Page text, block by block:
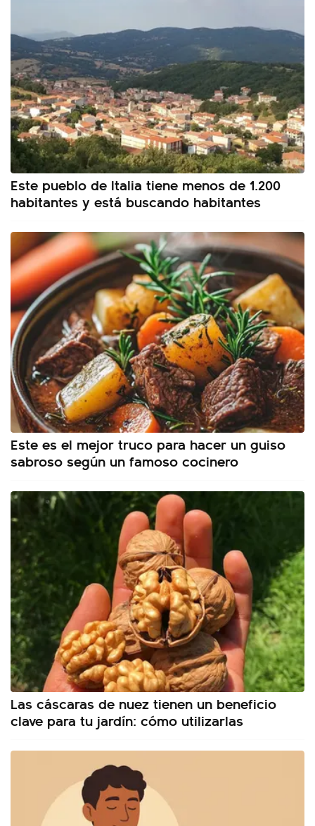
Este pueblo de Italia tiene menos de 1.200
habitantes y está buscando habitantes
Este es el mejor truco para hacer un guiso
sabroso según un famoso cocinero
Las cáscaras de nuez tienen un beneficio
clave para tu jardín: cómo utilizarlas